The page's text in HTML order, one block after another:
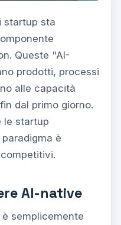
startup sta
Queste "AI-
prodotti, processi
alle capacità
dal primo giorno.
le startup
è
AI-native
semplicemente